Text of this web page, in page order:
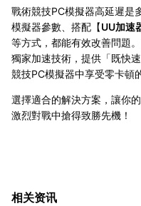
戰術競技PC模擬器高延遲是
模擬器參數、搭配【UU加速
等方式，都能有效改善問題
獨家加速技術，提供「既快
競技PC模擬器中享受零卡頓
選擇適合的解決方案，讓你
激烈對戰中搶得致勝先機！
相关资讯